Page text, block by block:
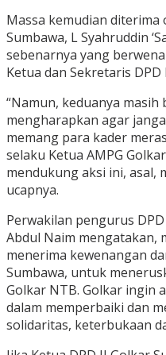
Massa kemudian diterima
Sumbawa, L Syahruddin
sebenarnya yang
Ketua dan Sekretaris DPD
“Namun, keduanya masih
mengharapkan agar
memang para kader
selaku Ketua AMPG
mendukung aksi ini, asal,
ucapnya.
Perwakilan pengurus
Abdul Naim mengatakan,
menerima kewenangan
Sumbawa, untuk
Golkar NTB. Golkar ingin
dalam memperbaiki dan
solidaritas, keterbukaan